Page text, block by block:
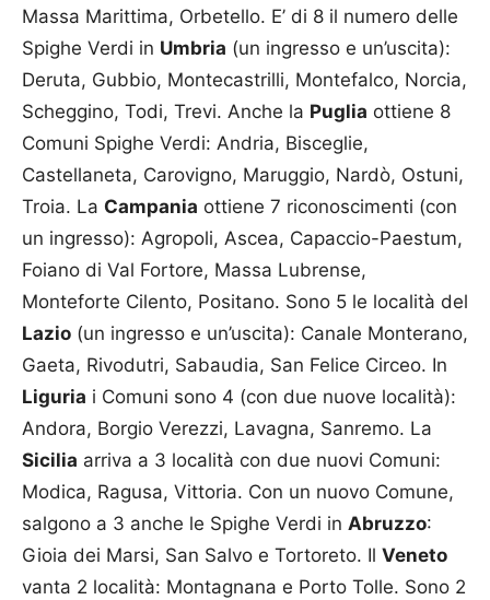
Massa Marittima, Orbetello. E’ di 8 il numero delle
Spighe Verdi in Umbria (un ingresso e un’uscita):
Deruta, Gubbio, Montecastrilli, Montefalco, Norcia,
Scheggino, Todi, Trevi. Anche la Puglia ottiene 8
Comuni Spighe Verdi: Andria, Bisceglie,
Castellaneta, Carovigno, Maruggio, Nardò, Ostuni,
Troia. La Campania ottiene 7 riconoscimenti (con
un ingresso): Agropoli, Ascea, Capaccio-Paestum,
Foiano di Val Fortore, Massa Lubrense,
Monteforte Cilento, Positano. Sono 5 le località del
Lazio (un ingresso e un’uscita): Canale Monterano,
Gaeta, Rivodutri, Sabaudia, San Felice Circeo. In
Liguria i Comuni sono 4 (con due nuove località):
Andora, Borgio Verezzi, Lavagna, Sanremo. La
Sicilia arriva a 3 località con due nuovi Comuni:
Modica, Ragusa, Vittoria. Con un nuovo Comune,
salgono a 3 anche le Spighe Verdi in Abruzzo:
Gioia dei Marsi, San Salvo e Tortoreto. Il Veneto
vanta 2 località: Montagnana e Porto Tolle. Sono 2